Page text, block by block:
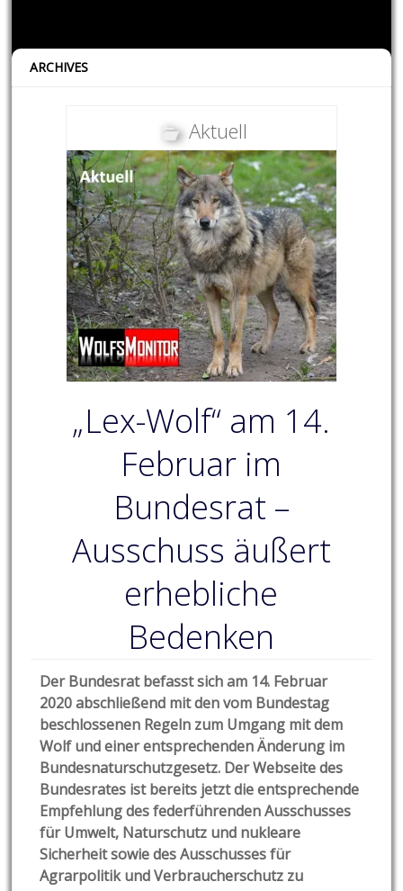
ARCHIVES
Aktuell
„Lex-Wolf“ am 14.
Februar im
Bundesrat –
Ausschuss äußert
erhebliche
Bedenken
Der Bundesrat befasst sich am 14. Februar
2020 abschließend mit den vom Bundestag
beschlossenen Regeln zum Umgang mit dem
Wolf und einer entsprechenden Änderung im
Bundesnaturschutzgesetz. Der Webseite des
Bundesrates ist bereits jetzt die entsprechende
Empfehlung des federführenden Ausschusses
für Umwelt, Naturschutz und nukleare
Sicherheit sowie des Ausschusses für
Agrarpolitik und Verbraucherschutz zu